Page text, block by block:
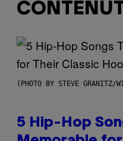
(PHOTO BY STEVE GRANITZ/
5 Hip-Hop